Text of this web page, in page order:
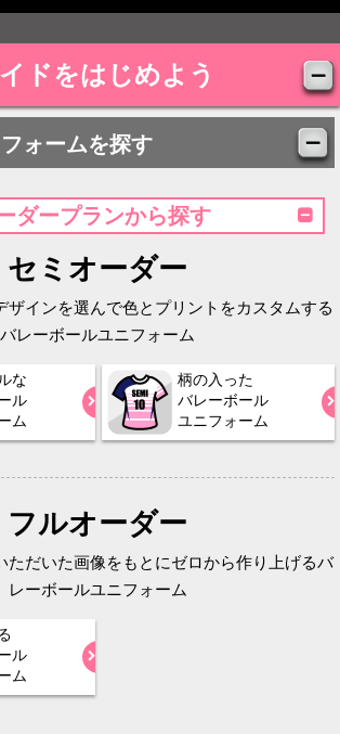
ドをはじめよう
ォームを探す
ダープランから探す
セミオーダー
ザインを選んで色とプリントをカスタムする
バレーボールユニフォーム
な
ル
ム
柄の入った
バレーボール
ユニフォーム
フルオーダー
ただいた画像をもとにゼロから作り上げるバ
レーボールユニフォーム
ル
ム